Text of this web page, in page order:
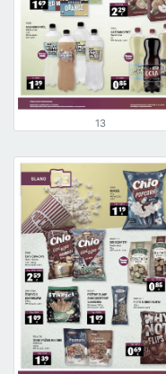
13